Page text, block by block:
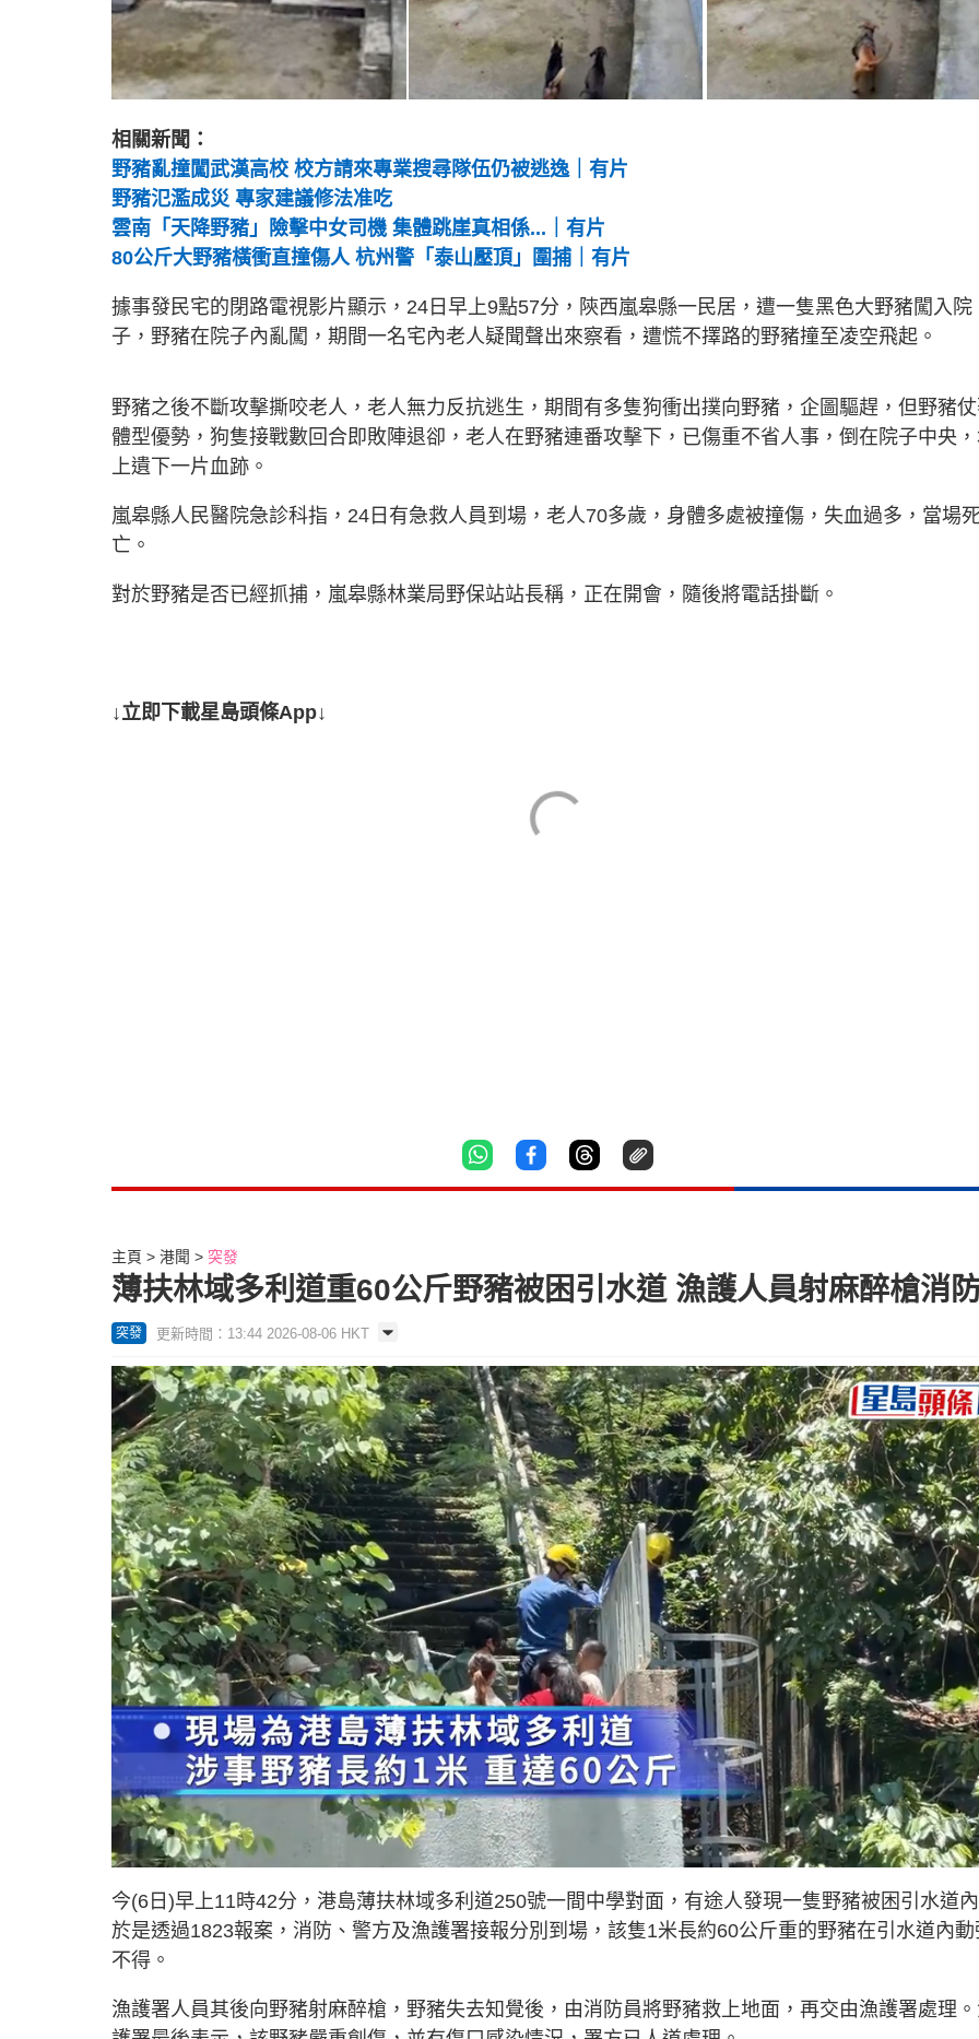
相關新聞：
野豬亂撞闖武漢高校 校方請來專業搜尋隊伍仍被逃逸｜有片
野豬氾濫成災 專家建議修法准吃
雲南「天降野豬」險擊中女司機 集體跳崖真相係...｜有片
80公斤大野豬橫衝直撞傷人 杭州警「泰山壓頂」圍捕｜有片
據事發民宅的閉路電視影片顯示，24日早上9點57分，陝西嵐皋縣一民居，遭一隻黑色大野豬闖入院
子，野豬在院子內亂闖，期間一名宅內老人疑聞聲出來察看，遭慌不擇路的野豬撞至凌空飛起。
野豬之後不斷攻擊撕咬老人，老人無力反抗逃生，期間有多隻狗衝出撲向野豬，企圖驅趕，但野豬
體型優勢，狗隻接戰數回合即敗陣退卻，老人在野豬連番攻擊下，已傷重不省人事，倒在院子中央
上遺下一片血跡。
嵐皋縣人民醫院急診科指，24日有急救人員到場，老人70多歲，身體多處被撞傷，失血過多，當場
亡。
對於野豬是否已經抓捕，嵐皋縣林業局野保站站長稱，正在開會，隨後將電話掛斷。
↓立即下載星島頭條App↓
主頁 港聞 突發
薄扶林域多利道重60公斤野豬被困引水道 漁護人員射麻醉槍消
突發 更新時間：13:44 2026-08-06 HKT
U
n
t
L
o
e
d
:
1
0
%
今(6日)早上11時42分，港島薄扶林域多利道250號一間中學對面，有途人發現一隻野豬被困引水道內
於是透過1823報案，消防、警方及漁護署接報分別到場，該隻1米長約60公斤重的野豬在引水道內動
不得。
漁護署人員其後向野豬射麻醉槍，野豬失去知覺後，由消防員將野豬救上地面，再交由漁護署處理